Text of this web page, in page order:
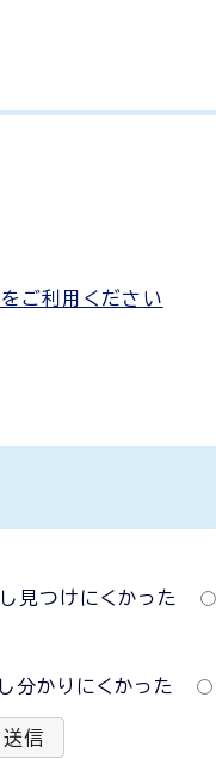
ご利用ください
見つけにくかった
分かりにくかった
送信